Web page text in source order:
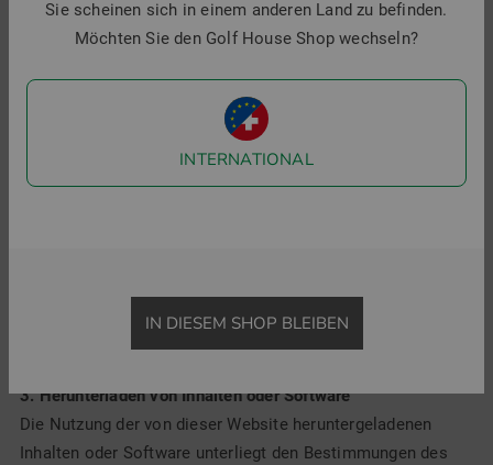
Produktionsausfälle) übernimmt das Unternehmen, seine
Lieferanten bzw. Dritte, die auf dieser Website erwähnt
Vorsatzes und für den Fall, dass eine Haftung gesetzlich
zwingend vorgeschrieben ist. Falls die Nutzung dieser
Website bzw. der auf ihr angebotenen Inhalte dazu führt,
dass Sie Ihre Geräte oder Ihre Daten warten, reparieren,
Unternehmen als Inhalte verwendet, werden sorgfältig
recherchiert. Dennoch wird hierfür keinerlei Haftung für die
Vollständigkeit und Richtigkeit der Inhalte übernommen.
3. Herunterladen von Inhalten oder Software
Die Nutzung der von dieser Website heruntergeladenen
Inhalten oder Software unterliegt den Bestimmungen des
Sie scheinen sich in einem anderen Land zu befinden.
Möchten Sie den Golf House Shop wechseln?
INTERNATIONAL
IN DIESEM SHOP BLEIBEN